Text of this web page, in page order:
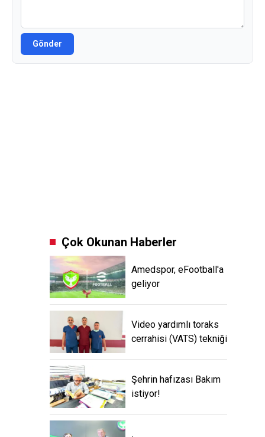
Gönder
Çok Okunan Haberler
Amedspor, eFootball'a
geliyor
Video yardımlı toraks
cerrahisi (VATS) tekniği
Şehrin hafızası Bakım
istiyor!